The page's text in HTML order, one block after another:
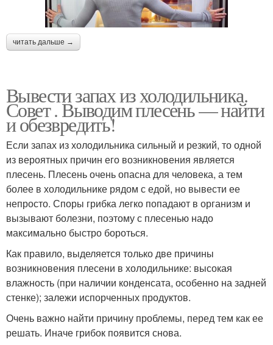
читать дальше →
Вывести запах из холодильника.
Совет . Выводим плесень — найти
и обезвредить!
Если запах из холодильника сильный и резкий, то одной
из вероятных причин его возникновения является
плесень. Плесень очень опасна для человека, а тем
более в холодильнике рядом с едой, но вывести ее
непросто. Споры грибка легко попадают в организм и
вызывают болезни, поэтому с плесенью надо
максимально быстро бороться.
Как правило, выделяется только две причины
возникновения плесени в холодильнике: высокая
влажность (при наличии конденсата, особенно на задней
стенке); залежи испорченных продуктов.
Очень важно найти причину проблемы, перед тем как ее
решать. Иначе грибок появится снова.